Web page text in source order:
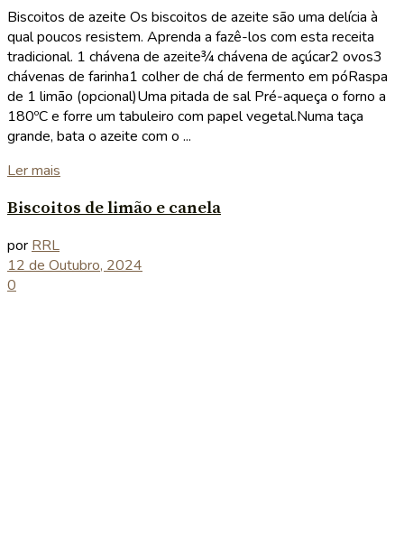
Biscoitos de azeite Os biscoitos de azeite são uma delícia à
qual poucos resistem. Aprenda a fazê-los com esta receita
tradicional. 1 chávena de azeite¾ chávena de açúcar2 ovos3
chávenas de farinha1 colher de chá de fermento em póRaspa
de 1 limão (opcional)Uma pitada de sal Pré-aqueça o forno a
180ºC e forre um tabuleiro com papel vegetal.Numa taça
grande, bata o azeite com o ...
Ler mais
Biscoitos de limão e canela
por RRL
12 de Outubro, 2024
0